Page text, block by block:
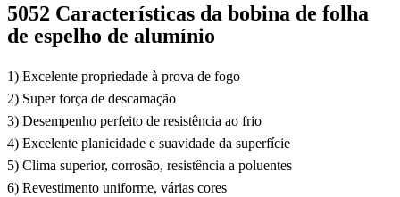
5052 Características da bobina de folha
de espelho de alumínio
1) Excelente propriedade à prova de fogo
2) Super força de descamação
3) Desempenho perfeito de resistência ao frio
4) Excelente planicidade e suavidade da superfície
5) Clima superior, corrosão, resistência a poluentes
6) Revestimento uniforme, várias cores